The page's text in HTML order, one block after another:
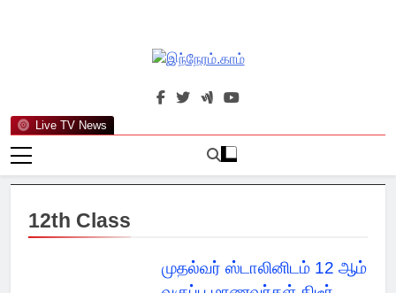
Live TV News
இந்நேரம்.காம்
செய்திகளுக்கு அப்பால்…
12th Class
முதல்வர் ஸ்டாலினிடம் 12 ஆம்